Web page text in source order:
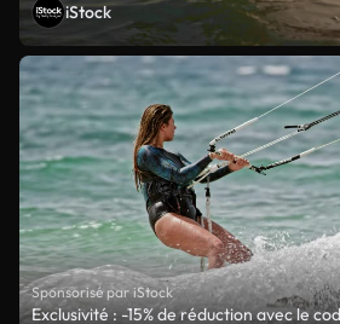
iStock
Sponsorisé par iStock
Exclusivité : -15% de réduction avec le